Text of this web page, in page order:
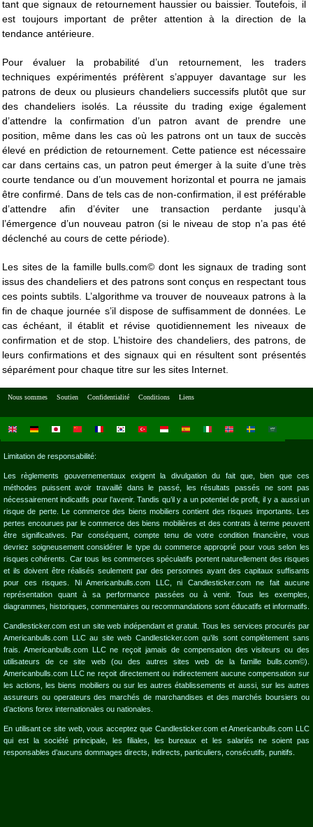
tant que signaux de retournement haussier ou baissier. Toutefois, il
est toujours important de prêter attention à la direction de la
tendance antérieure.
Pour évaluer la probabilité d’un retournement, les traders
techniques expérimentés préfèrent s’appuyer davantage sur les
patrons de deux ou plusieurs chandeliers successifs plutôt que sur
des chandeliers isolés. La réussite du trading exige également
d’attendre la confirmation d’un patron avant de prendre une
position, même dans les cas où les patrons ont un taux de succès
élevé en prédiction de retournement. Cette patience est nécessaire
car dans certains cas, un patron peut émerger à la suite d’une très
courte tendance ou d’un mouvement horizontal et pourra ne jamais
être confirmé. Dans de tels cas de non-confirmation, il est préférable
d’attendre afin d’éviter une transaction perdante jusqu’à
l’émergence d’un nouveau patron (si le niveau de stop n’a pas été
déclenché au cours de cette période).
Les sites de la famille bulls.com© dont les signaux de trading sont
issus des chandeliers et des patrons sont conçus en respectant tous
ces points subtils. L’algorithme va trouver de nouveaux patrons à la
fin de chaque journée s’il dispose de suffisamment de données. Le
cas échéant, il établit et révise quotidiennement les niveaux de
confirmation et de stop. L’histoire des chandeliers, des patrons, de
leurs confirmations et des signaux qui en résultent sont présentés
séparément pour chaque titre sur les sites Internet.
Nous sommes Soutien Confidentialité Conditions Liens
Limitation de responsabilité:
Les règlements gouvernementaux exigent la divulgation du fait que, bien que ces
méthodes puissent avoir travaillé dans le passé, les résultats passés ne sont pas
nécessairement indicatifs pour l’avenir. Tandis qu’il y a un potentiel de profit, il y a aussi un
risque de perte. Le commerce des biens mobiliers contient des risques importants. Les
pertes encourues par le commerce des biens mobilières et des contrats à terme peuvent
être significatives. Par conséquent, compte tenu de votre condition financière, vous
devriez soigneusement considérer le type du commerce approprié pour vous selon les
risques cohérents. Car tous les commerces spéculatifs portent naturellement des risques
et ils doivent être réalisés seulement par des personnes ayant des capitaux suffisants
pour ces risques. Ni Americanbulls.com LLC, ni Candlesticker.com ne fait aucune
représentation quant à sa performance passées ou à venir. Tous les exemples,
diagrammes, historiques, commentaires ou recommandations sont éducatifs et informatifs.
Candlesticker.com est un site web indépendant et gratuit. Tous les services procurés par
Americanbulls.com LLC au site web Candlesticker.com qu’ils sont complètement sans
frais. Americanbulls.com LLC ne reçoit jamais de compensation des visiteurs ou des
utilisateurs de ce site web (ou des autres sites web de la famille bulls.com©).
Americanbulls.com LLC ne reçoit directement ou indirectement aucune compensation sur
les actions, les biens mobiliers ou sur les autres établissements et aussi, sur les autres
assureurs ou operateurs des marchés de marchandises et des marchés boursiers ou
d’actions forex internationales ou nationales.
En utilisant ce site web, vous acceptez que Candlesticker.com et Americanbulls.com LLC
qui est la société principale, les filiales, les bureaux et les salariés ne soient pas
responsables d’aucuns dommages directs, indirects, particuliers, consécutifs, punitifs.